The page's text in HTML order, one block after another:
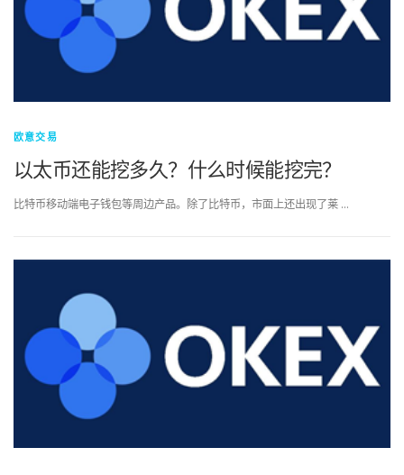
欧意交易
以太币还能挖多久？什么时候能挖完？
比特币移动端电子钱包等周边产品。除了比特币，市面上还出现了莱 …